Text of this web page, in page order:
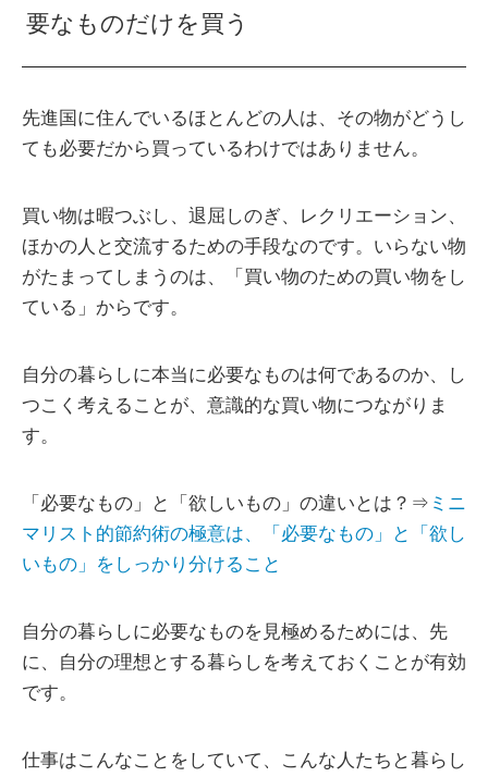
要なものだけを買う
先進国に住んでいるほとんどの人は、その物がどうし
ても必要だから買っているわけではありません。
買い物は暇つぶし、退屈しのぎ、レクリエーション、
ほかの人と交流するための手段なのです。いらない物
がたまってしまうのは、「買い物のための買い物をし
ている」からです。
自分の暮らしに本当に必要なものは何であるのか、し
つこく考えることが、意識的な買い物につながりま
す。
「必要なもの」と「欲しいもの」の違いとは？⇒ ミニ
マリスト的節約術の極意は、「必要なもの」と「欲し
いもの」をしっかり分けること
自分の暮らしに必要なものを見極めるためには、先
に、自分の理想とする暮らしを考えておくことが有効
です。
仕事はこんなことをしていて、こんな人たちと暮らし